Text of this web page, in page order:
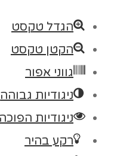
הגדל טקסט
הקטן טקסט
גווני אפור
ניגודיות גבוהה
ניגודיות הפוכה
רקע בהיר